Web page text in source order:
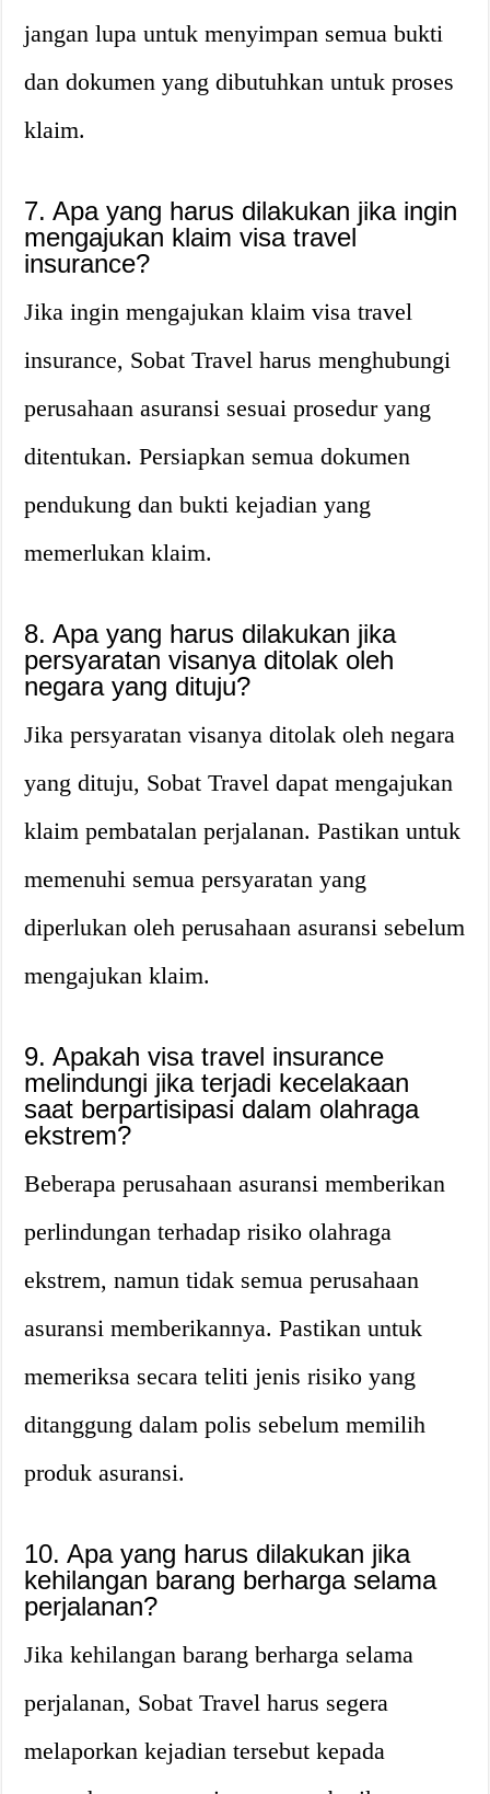
jangan lupa untuk menyimpan semua bukti
dan dokumen yang dibutuhkan untuk proses
klaim.
7. Apa yang harus dilakukan jika ingin
mengajukan klaim visa travel
insurance?
Jika ingin mengajukan klaim visa travel
insurance, Sobat Travel harus menghubungi
perusahaan asuransi sesuai prosedur yang
ditentukan. Persiapkan semua dokumen
pendukung dan bukti kejadian yang
memerlukan klaim.
8. Apa yang harus dilakukan jika
persyaratan visanya ditolak oleh
negara yang dituju?
Jika persyaratan visanya ditolak oleh negara
yang dituju, Sobat Travel dapat mengajukan
klaim pembatalan perjalanan. Pastikan untuk
memenuhi semua persyaratan yang
diperlukan oleh perusahaan asuransi sebelum
mengajukan klaim.
9. Apakah visa travel insurance
melindungi jika terjadi kecelakaan
saat berpartisipasi dalam olahraga
ekstrem?
Beberapa perusahaan asuransi memberikan
perlindungan terhadap risiko olahraga
ekstrem, namun tidak semua perusahaan
asuransi memberikannya. Pastikan untuk
memeriksa secara teliti jenis risiko yang
ditanggung dalam polis sebelum memilih
produk asuransi.
10. Apa yang harus dilakukan jika
kehilangan barang berharga selama
perjalanan?
Jika kehilangan barang berharga selama
perjalanan, Sobat Travel harus segera
melaporkan kejadian tersebut kepada